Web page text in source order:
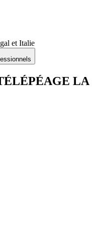
et Italie
LA